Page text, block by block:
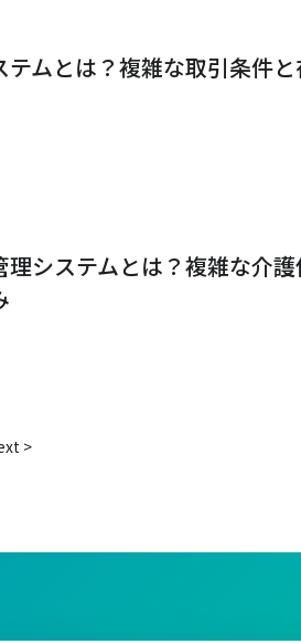
ムとは？複雑な取引条件
システムとは？複雑な介
>